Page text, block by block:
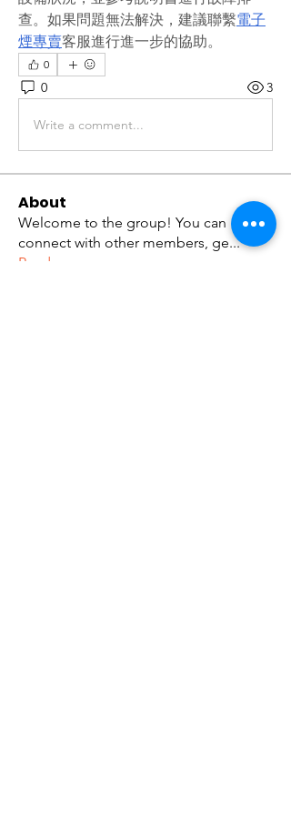
查。如果問題無法解決，建議聯繫電子
煙專賣客服進行進一步的協助。
0
0 3
Write a comment...
About
Welcome to the group! You can
connect with other members, ge...
Read more